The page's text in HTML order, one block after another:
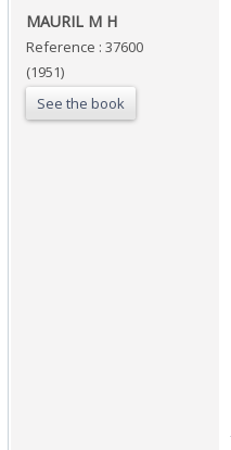
‎MAURIL M H ‎
Reference : 37600
(1951)
See the book